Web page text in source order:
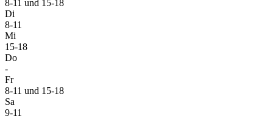
8-11 und 15-18
Di
8-11
Mi
15-18
Do
-
Fr
8-11 und 15-18
Sa
9-11